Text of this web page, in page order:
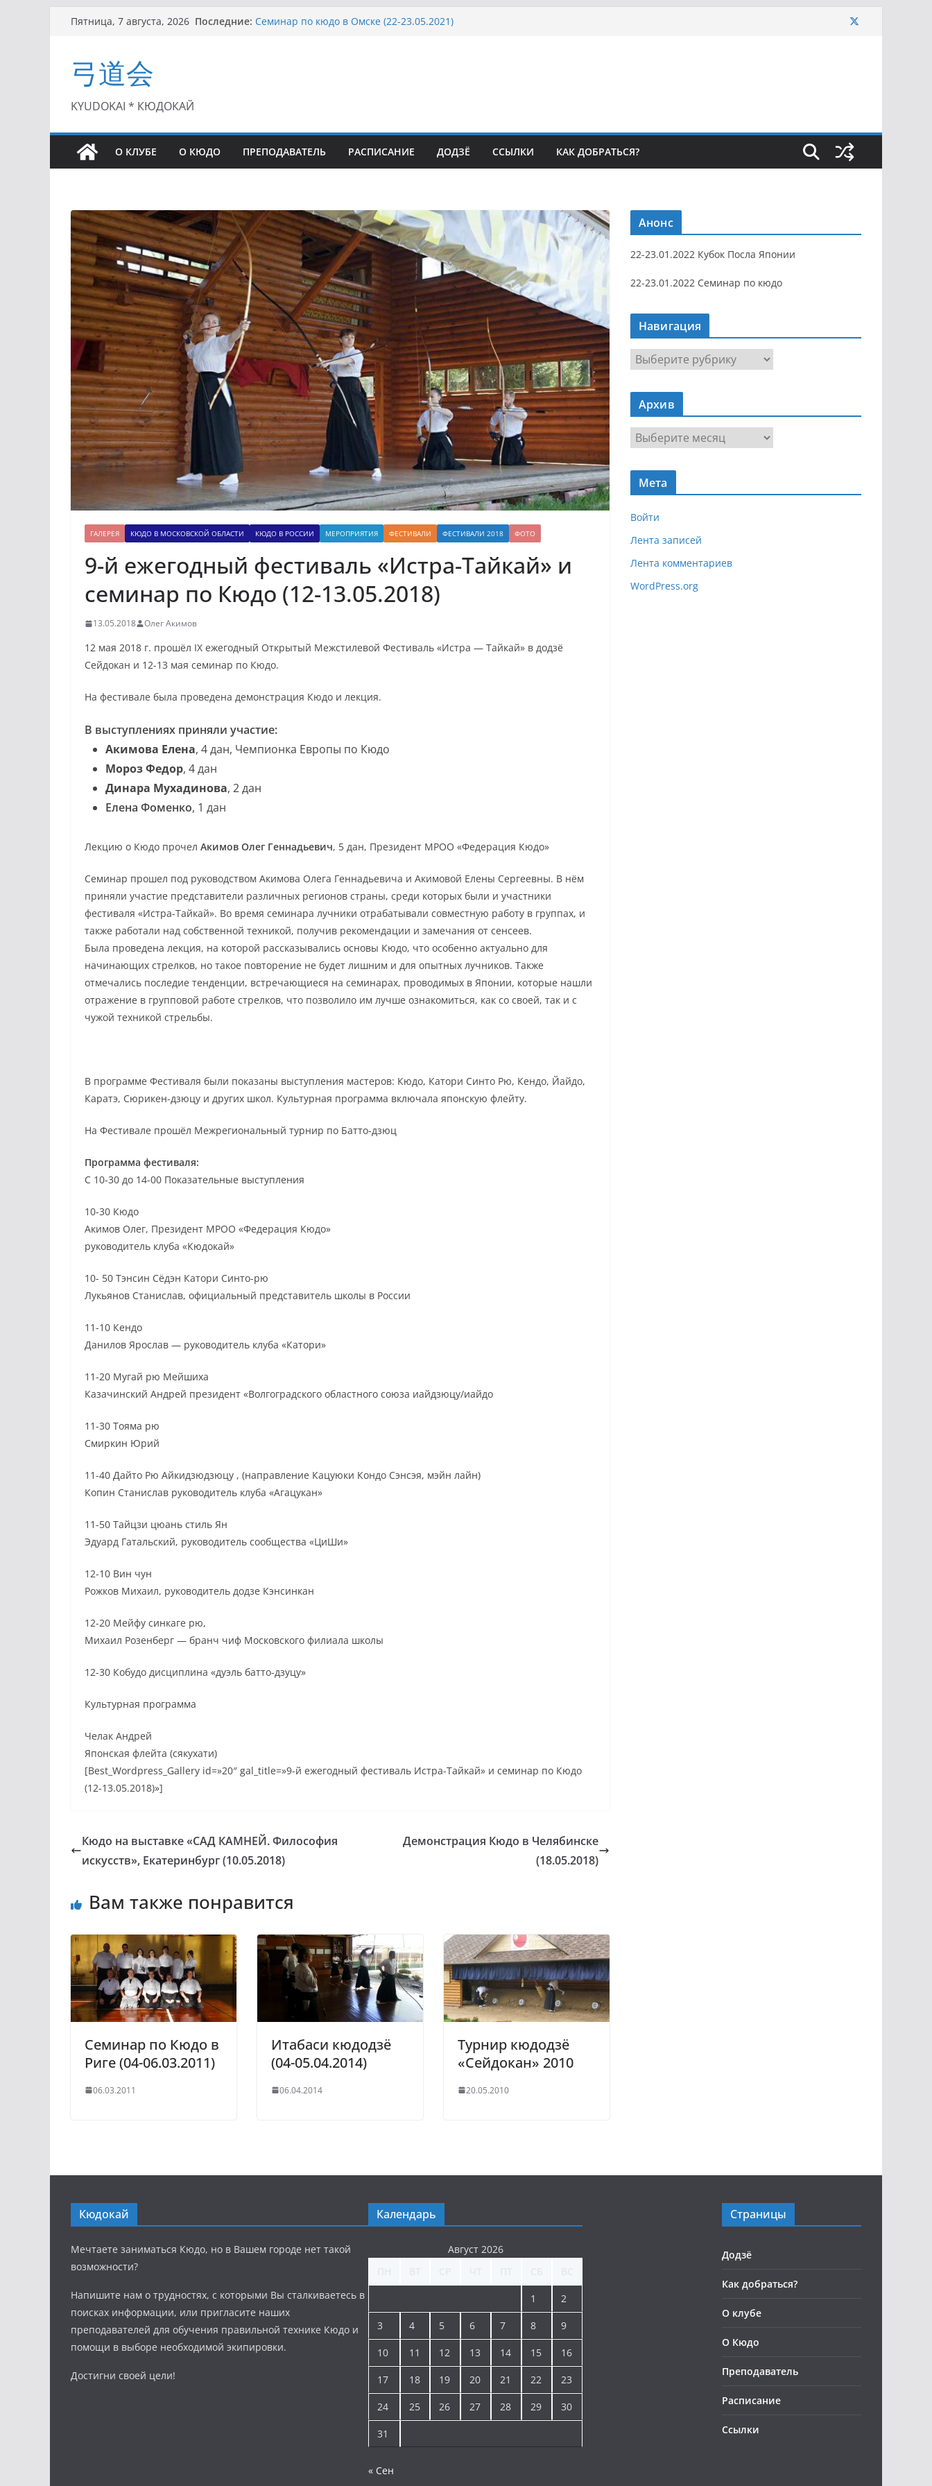
Перейти
Пятница, 7 августа, 2026 Последние: Семинар по кюдо в Омске (22-23.05.2021)
弓道会
KYUDOKAI * КЮДОКАЙ
О КЛУБЕ О КЮДО ПРЕПОДАВАТЕЛЬ РАСПИСАНИЕ ДОДЗЁ ССЫЛКИ КАК ДОБРАТЬСЯ?
ГАЛЕРЕЯ КЮДО В МОСКОВСКОЙ ОБЛАСТИ КЮДО В РОССИИ МЕРОПРИЯТИЯ ФЕСТИВАЛИ ФЕСТИВАЛИ 2018 ФОТО
9-й ежегодный фестиваль «Истра-Тайкай» и
семинар по Кюдо (12-13.05.2018)
13.05.2018 Олег Акимов
12 мая 2018 г. прошёл IX ежегодный Открытый Межстилевой Фестиваль «Истра — Тайкай» в додзё
Сейдокан и 12-13 мая семинар по Кюдо.
На фестивале была проведена демонстрация Кюдо и лекция.
В выступлениях приняли участие:
Акимова Елена, 4 дан, Чемпионка Европы по Кюдо
Мороз Федор, 4 дан
Динара Мухадинова, 2 дан
Елена Фоменко, 1 дан
Лекцию о Кюдо прочел Акимов Олег Геннадьевич, 5 дан, Президент МРОО «Федерация Кюдо»
Семинар прошел под руководством Акимова Олега Геннадьевича и Акимовой Елены Сергеевны. В нём
приняли участие представители различных регионов страны, среди которых были и участники
фестиваля «Истра-Тайкай». Во время семинара лучники отрабатывали совместную работу в группах, и
также работали над собственной техникой, получив рекомендации и замечания от сенсеев.
Была проведена лекция, на которой рассказывались основы Кюдо, что особенно актуально для
начинающих стрелков, но такое повторение не будет лишним и для опытных лучников. Также
отмечались последие тенденции, встречающиеся на семинарах, проводимых в Японии, которые нашли
отражение в групповой работе стрелков, что позволило им лучше ознакомиться, как со своей, так и с
чужой техникой стрельбы.
В программе Фестиваля были показаны выступления мастеров: Кюдо, Катори Синто Рю, Кендо, Йайдо,
Каратэ, Сюрикен-дзюцу и других школ. Культурная программа включала японскую флейту.
На Фестивале прошёл Межрегиональный турнир по Батто-дзюц
Программа фестиваля:
С 10-30 до 14-00 Показательные выступления
10-30 Кюдо
Акимов Олег, Президент МРОО «Федерация Кюдо»
руководитель клуба «Кюдокай»
10- 50 Тэнсин Сёдэн Катори Синто-рю
Лукьянов Станислав, официальный представитель школы в России
11-10 Кендо
Данилов Ярослав — руководитель клуба «Катори»
11-20 Мугай рю Мейшиха
Казачинский Андрей президент «Волгоградского областного союза иайдзюцу/иайдо
11-30 Тояма рю
Смиркин Юрий
11-40 Дайто Рю Айкидзюдзюцу , (направление Кацуюки Кондо Сэнсэя, мэйн лайн)
Копин Станислав руководитель клуба «Агацукан»
11-50 Тайцзи цюань стиль Ян
Эдуард Гатальский, руководитель сообщества «ЦиШи»
12-10 Вин чун
Рожков Михаил, руководитель додзе Кэнсинкан
12-20 Мейфу синкаге рю,
Михаил Розенберг — бранч чиф Московского филиала школы
12-30 Кобудо дисциплина «дуэль батто-дзуцу»
Культурная программа
Челак Андрей
Японская флейта (сякухати)
[Best_Wordpress_Gallery id=»20″ gal_title=»9-й ежегодный фестиваль Истра-Тайкай» и семинар по Кюдо
(12-13.05.2018)»]
Кюдо на выставке «САД КАМНЕЙ. Философия
искусств», Екатеринбург (10.05.2018)
Демонстрация Кюдо в Челябинске
(18.05.2018)
Вам также понравится
Семинар по Кюдо в
Риге (04-06.03.2011)
06.03.2011
Итабаси кюдодзё
(04-05.04.2014)
06.04.2014
Турнир кюдодзё
«Сейдокан» 2010
20.05.2010
Анонс
22-23.01.2022 Кубок Посла Японии
22-23.01.2022 Семинар по кюдо
Навигация
Н
а
в
г
я
Архив
р
х
Мета
Войти
Лента записей
Лента комментариев
WordPress.org
Кюдокай
Мечтаете заниматься Кюдо, но в Вашем городе нет такой
возможности?
Напишите нам о трудностях, с которыми Вы сталкиваетесь в
поисках информации, или пригласите наших
преподавателей для обучения правильной технике Кюдо и
помощи в выборе необходимой экипировки.
Достигни своей цели!
Календарь
Август 2026
1 2
3 4 5 6 7 8 9
10 11 12 13 14 15 16
17 18 19 20 21 22 23
24 25 26 27 28 29 30
31
« Сен
Страницы
Додзё
Как добраться?
О клубе
О Кюдо
Преподаватель
Расписание
Ссылки